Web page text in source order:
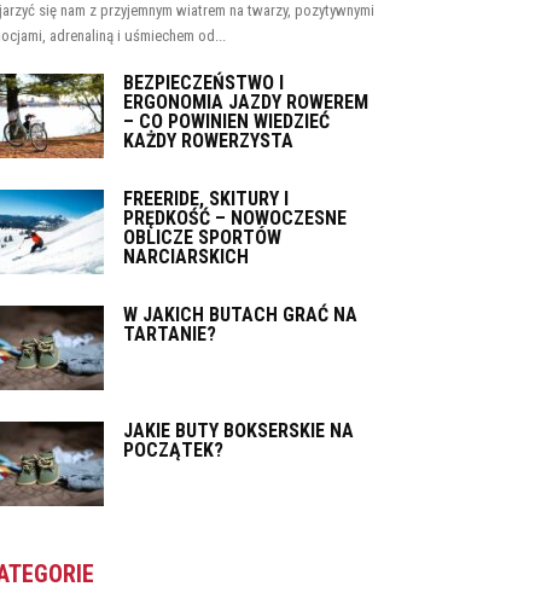
się nam z przyjemnym wiatrem na twarzy, pozytywnymi
adrenaliną i uśmiechem od...
BEZPIECZEŃSTWO I
ERGONOMIA JAZDY ROWEREM
– CO POWINIEN WIEDZIEĆ
KAŻDY ROWERZYSTA
FREERIDE, SKITURY I
PRĘDKOŚĆ – NOWOCZESNE
OBLICZE SPORTÓW
NARCIARSKICH
W JAKICH BUTACH GRAĆ NA
TARTANIE?
JAKIE BUTY BOKSERSKIE NA
POCZĄTEK?